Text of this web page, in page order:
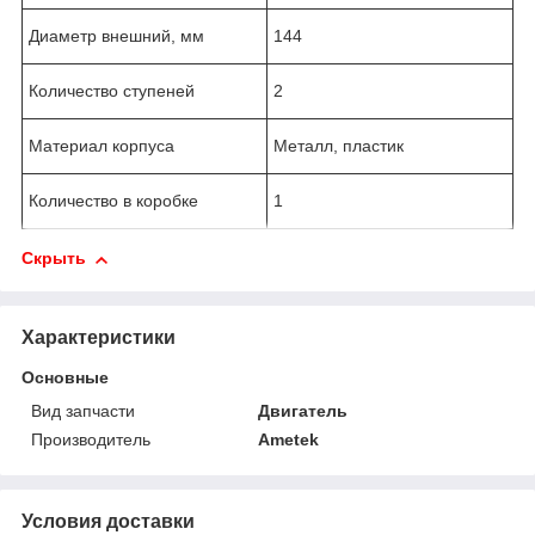
Диаметр внешний, мм 144
Количество ступеней 2
Материал корпуса Металл, пластик
Количество в коробке 1
Скрыть
Характеристики
Основные
Вид запчасти
Двигатель
Производитель
Ametek
Условия доставки